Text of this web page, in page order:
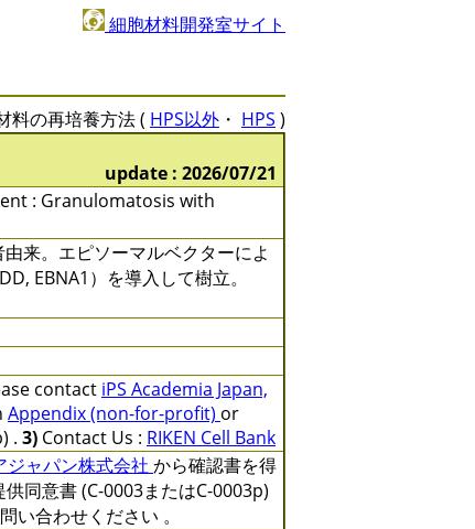
細胞材料開発室サイト
料の再培養方法 ( HPS以外 ・ HPS )
update : 2026/07/21
: Granulomatosis with
来。エピソーマルベクターによ
EBNA1）を導入して樹立。
contact iPS Academia Japan,
Appendix (non-for-profit) or
. 3) Contact Us : RIKEN Cell Bank
ジャパン株式会社 から確認書を得
供同意書 (C-0003またはC-0003p)
い合わせください 。